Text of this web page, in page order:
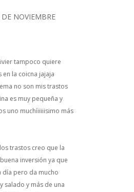
NOVIEMBRE
tampoco quiere
la coicna jajaja
no son mis trastos
es muy pequeña y
uno muchíiiiiisimo más
trastos creo que la
inversión ya que
día pero da mucho
salado y más de una